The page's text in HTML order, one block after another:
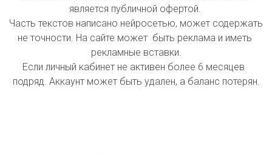
является публичной офертой.
Часть текстов написано нейросетью, может содержать
не точности. На сайте может  быть реклама и иметь
рекламные вставки.
Если личный кабинет не активен более 6 месяцев
подряд. Аккаунт может быть удален, а баланс потерян.